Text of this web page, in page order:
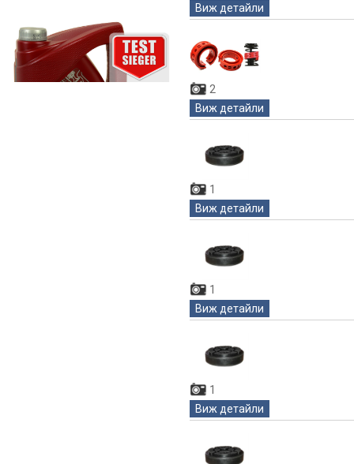
Виж детайли
2
Виж детайли
1
Виж детайли
1
Виж детайли
1
Виж детайли